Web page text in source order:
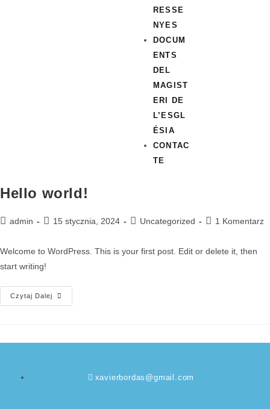
RESSE
NYES
DOCUM
ENTS
DEL
MAGIST
ERI DE
L’ESGL
ÉSIA
CONTAC
TE
Hello world!
admin 15 stycznia, 2024 Uncategorized 1 Komentarz
Welcome to WordPress. This is your first post. Edit or delete it, then
start writing!
Czytaj Dalej
xavierbordas@gmail.com